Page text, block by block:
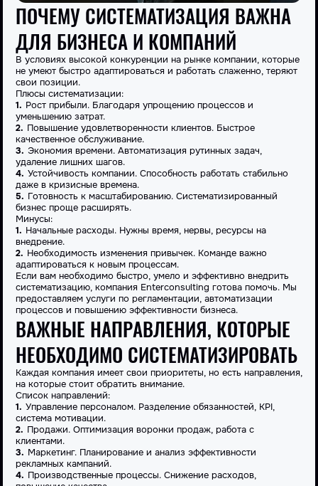
ПОЧЕМУ СИСТЕМАТИЗАЦИЯ ВАЖНА
ДЛЯ БИЗНЕСА И КОМПАНИЙ
В условиях высокой конкуренции на рынке компании, которые
не умеют быстро адаптироваться и работать слаженно, теряют
свои позиции.
Плюсы систематизации:
Рост прибыли. Благодаря упрощению процессов и
уменьшению затрат.
Повышение удовлетворенности клиентов. Быстрое
качественное обслуживание.
Экономия времени. Автоматизация рутинных задач,
удаление лишних шагов.
Устойчивость компании. Способность работать стабильно
даже в кризисные времена.
Готовность к масштабированию. Систематизированный
бизнес проще расширять.
Минусы:
Начальные расходы. Нужны время, нервы, ресурсы на
внедрение.
Необходимость изменения привычек. Команде важно
адаптироваться к новым процессам.
Если вам необходимо быстро, умело и эффективно внедрить
систематизацию, компания Enterconsulting готова помочь. Мы
предоставляем услуги по регламентации, автоматизации
процессов и повышению эффективности бизнеса.
ВАЖНЫЕ НАПРАВЛЕНИЯ, КОТОРЫЕ
НЕОБХОДИМО СИСТЕМАТИЗИРОВАТЬ
Каждая компания имеет свои приоритеты, но есть направления,
на которые стоит обратить внимание.
Список направлений:
Управление персоналом. Разделение обязанностей, KPI,
система мотивации.
Продажи. Оптимизация воронки продаж, работа с
клиентами.
Маркетинг. Планирование и анализ эффективности
рекламных кампаний.
Производственные процессы. Снижение расходов,